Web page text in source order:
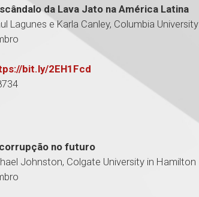
da Lava Jato na América Latina
Lagunes e Karla Canley, Columbia University
bit.ly/2EH1Fcd
8734
no futuro
Johnston, Colgate University in Hamilton